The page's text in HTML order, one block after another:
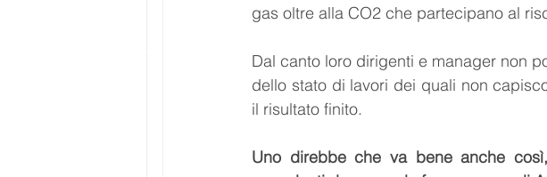
gas oltre alla CO2 che partecipano al
Dal canto loro dirigenti e manager non
dello stato di lavori dei quali non
il risultato finito.
Uno direbbe che va bene anche